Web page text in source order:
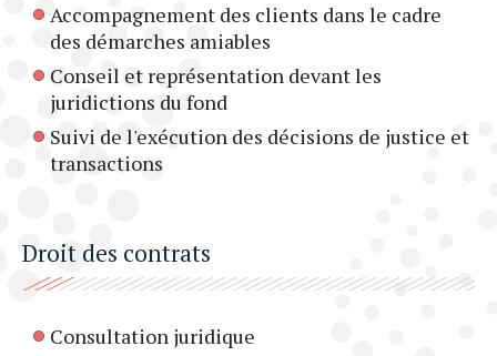
Accompagnement des clients dans le cadre
des démarches amiables
Conseil et représentation devant les
juridictions du fond
Suivi de l'exécution des décisions de justice et
transactions
Droit des contrats
Consultation juridique